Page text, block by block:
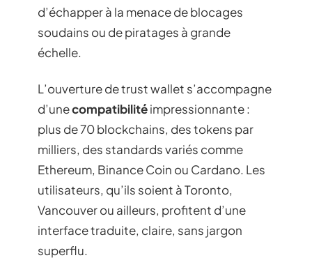
d’échapper à la menace de blocages
soudains ou de piratages à grande
échelle.
L’ouverture de trust wallet s’accompagne
d’unecompatibilitéimpressionnante :
plus de 70 blockchains, des tokens par
milliers, des standards variés comme
Ethereum, Binance Coin ou Cardano. Les
utilisateurs, qu’ils soient à Toronto,
Vancouver ou ailleurs, profitent d’une
interface traduite, claire, sans jargon
superflu.